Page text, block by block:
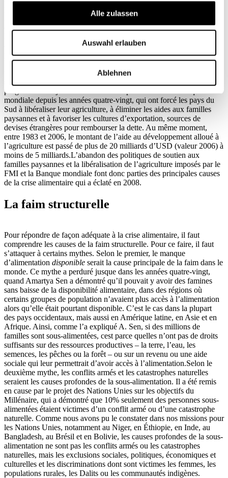
Alle zulassen
Auswahl erlauben
Ablehnen
pays avaient investi massivement dans le développement rural et
l’agriculture de proximité dans les trente dernières années, ils
auraient pu substituer les importations alimentaires par des produits
assez pour nourrir leurs familles et ils auraient eu accès au marché
pour revendre leurs surplus; ils auraient alors pu profiter de
l’augmentation des prix sur les marchés locaux, au lieu de la subir en
tant que consommateurs nets de denrées alimentaires.Cette
programmes d’ajustements structurels par le FMI et la Banque
mondiale depuis les années quatre-vingt, qui ont forcé les pays du
Sud à libéraliser leur agriculture, à éliminer les aides aux familles
paysannes et à favoriser les cultures d’exportation, sources de
devises étrangères pour rembourser la dette. Au même moment,
entre 1983 et 2006, le montant de l’aide au développement alloué à
l’agriculture est passé de plus de 20 milliards d’USD (valeur 2006) à
moins de 5 milliards.L’abandon des politiques de soutien aux
familles paysannes et la libéralisation de l’agriculture imposés par le
FMI et la Banque mondiale font donc parties des principales causes
de la crise alimentaire qui a éclaté en 2008.
La faim structurelle
Pour répondre de façon adéquate à la crise alimentaire, il faut
comprendre les causes de la faim structurelle. Pour ce faire, il faut
s’attaquer à certains mythes. Selon le premier, le manque
d’alimentation disponible serait la cause principale de la faim dans le
monde. Ce mythe a perduré jusque dans les années quatre-vingt,
quand Amartya Sen a démontré qu’il pouvait y avoir des famines
sans baisse de la disponibilité alimentaire, dans des régions où
certains groupes de population n’avaient plus accès à l’alimentation
alors qu’elle était pourtant disponible. C’est le cas dans la plupart
des pays occidentaux, mais aussi en Amérique latine, en Asie et en
Afrique. Ainsi, comme l’a expliqué A. Sen, si des millions de
familles sont sous-alimentées, cest parce quelles n’ont pas de droits
suffisants sur des ressources productives – la terre, l’eau, les
semences, les pêches ou la forêt – ou sur un revenu ou une aide
sociale qui leur permettrait d’avoir accès à l’alimentation.Selon le
deuxième mythe, les conflits armés et les catastrophes naturelles
seraient les causes profondes de la sous-alimentation. Il a été remis
en cause par le projet des Nations Unies sur les objectifs du
Millénaire, qui a démontré que 10% seulement des personnes sous-
alimentées étaient victimes d’un conflit armé ou d’une catastrophe
naturelle. Comme nous avons pu le constater dans nos missions pour
les Nations Unies, notamment au Niger, en Éthiopie, en Inde, au
Bangladesh, au Brésil et en Bolivie, les causes profondes de la sous-
alimentation ne sont pas les conflits armés ou les catastrophes
naturelles, mais les exclusions sociales, politiques, économiques et
culturelles et les discriminations dont sont victimes les femmes, les
populations rurales, les Dalits ou les communautés indigènes.